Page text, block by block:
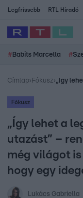
Legfrissebb RTL Híradó
# Babits Marcella #
Címlap› Fókusz›
Fókusz
„Így lehet a
utazást” –
még világot
hogy egy
Lukács Gabriella